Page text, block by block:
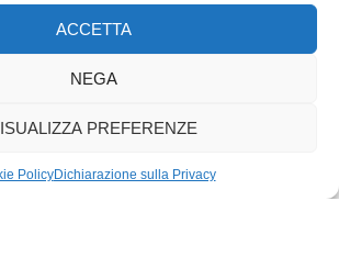
ACCETTA
NEGA
PREFERENZE
PolicyDichiarazione sulla Privacy